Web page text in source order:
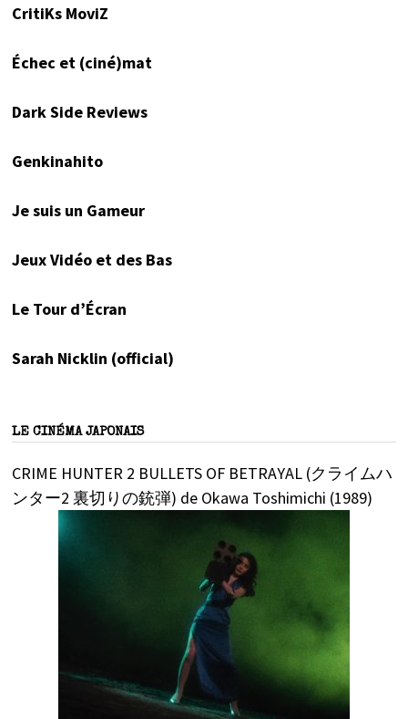
CritiKs MoviZ
Échec et (ciné)mat
Dark Side Reviews
Genkinahito
Je suis un Gameur
Jeux Vidéo et des Bas
Le Tour d’Écran
Sarah Nicklin (official)
LE CINÉMA JAPONAIS
CRIME HUNTER 2 BULLETS OF BETRAYAL (クライムハ
ンター2 裏切りの銃弾) de Okawa Toshimichi (1989)